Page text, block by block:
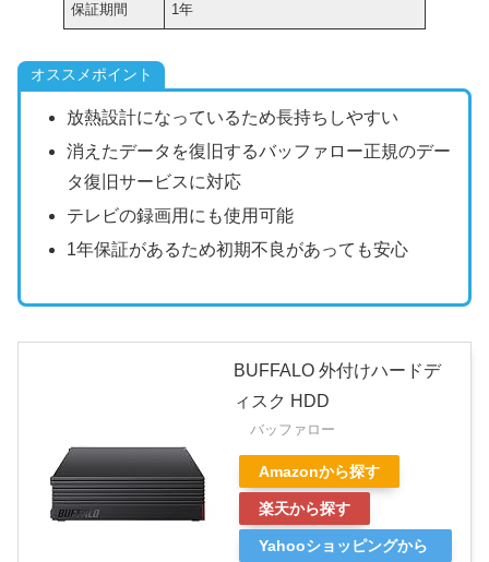
保証期間 1年
オススメポイント
放熱設計になっているため長持ちしやすい
消えたデータを復旧するバッファロー正規のデー
タ復旧サービスに対応
テレビの録画用にも使用可能
1年保証があるため初期不良があっても安心
BUFFALO 外付けハードデ
ィスク HDD
バッファロー
Amazonから探す
楽天から探す
Yahooショッピングから